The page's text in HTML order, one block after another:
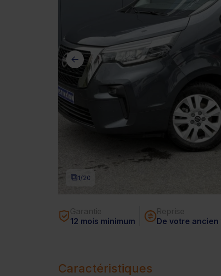
1/20
12 mois minimum
De votre ancien
Caractéristiques